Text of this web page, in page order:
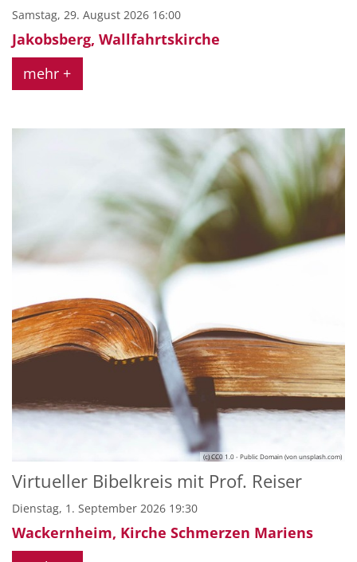
Samstag, 29. August 2026 16:00
Jakobsberg, Wallfahrtskirche
mehr +
(c) CC0 1.0 - Public Domain (von unsplash.com)
Virtueller Bibelkreis mit Prof. Reiser
Dienstag, 1. September 2026 19:30
Wackernheim, Kirche Schmerzen Mariens